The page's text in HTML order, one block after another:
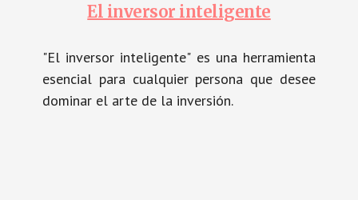
El inversor inteligente
"El inversor inteligente" es una herramienta
esencial para cualquier persona que desee
dominar el arte de la inversión.